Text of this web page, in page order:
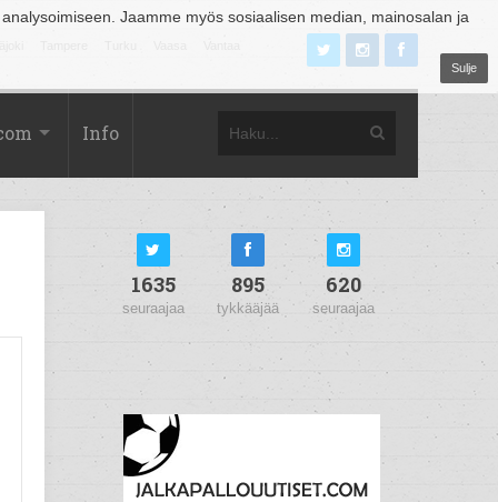
Jaamme myös sosiaalisen median, mainosalan ja
Sulje
Info
1635
seuraajaa
895
tykkääjää
620
seuraajaa